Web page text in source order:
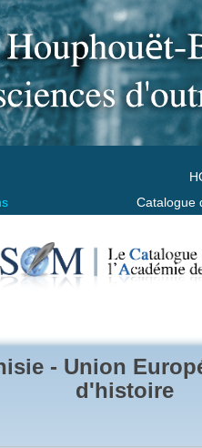
Catalogue
- Union
d'histoire